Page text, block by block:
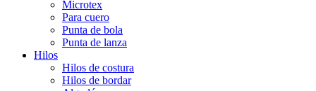
Microtex
Para cuero
Punta de bola
Punta de lanza
Hilos
Hilos de costura
Hilos de bordar